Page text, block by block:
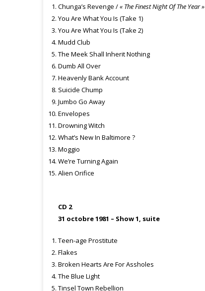
Chunga’s Revenge /« The Finest Night Of The Year »
You Are What You Is (Take 1)
You Are What You Is (Take 2)
Mudd Club
The Meek Shall Inherit Nothing
Dumb All Over
Heavenly Bank Account
Suicide Chump
Jumbo Go Away
Envelopes
Drowning Witch
What’s New In Baltimore ?
Moggio
We’re Turning Again
Alien Orifice
CD 2
31 octobre 1981 – Show 1, suite
Teen-age Prostitute
Flakes
Broken Hearts Are For Assholes
The Blue Light
Tinsel Town Rebellion